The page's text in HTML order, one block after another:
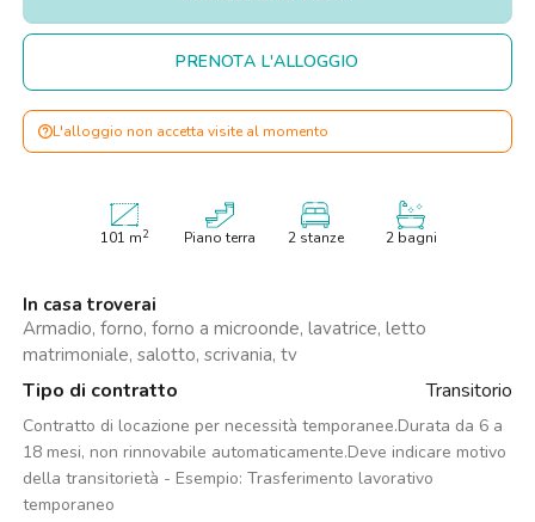
PRENOTA L'ALLOGGIO
L'alloggio non accetta visite al momento
101 m2 Piano terra 2 stanze 2 bagni
In casa troverai
Armadio, forno, forno a microonde, lavatrice, letto
matrimoniale, salotto, scrivania, tv
Tipo di contratto Transitorio
Contratto di locazione per necessità temporanee.Durata da 6 a
18 mesi, non rinnovabile automaticamente.Deve indicare motivo
della transitorietà - Esempio: Trasferimento lavorativo
temporaneo